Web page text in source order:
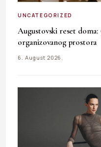
UNCATEGORIZED
Augustovski reset
organizovanog prostora
6. August 2026.